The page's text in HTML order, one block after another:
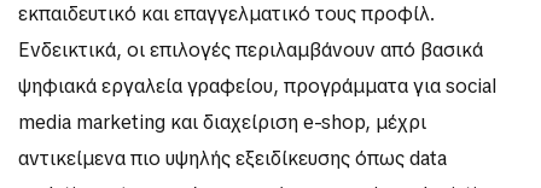
εκπαιδευτικό και επαγγελματικό τους προφίλ.
Ενδεικτικά, οι επιλογές περιλαμβάνουν από βασικά
ψηφιακά εργαλεία γραφείου, προγράμματα για social
media marketing και διαχείριση e-shop, μέχρι
αντικείμενα πιο υψηλής εξειδίκευσης όπως data